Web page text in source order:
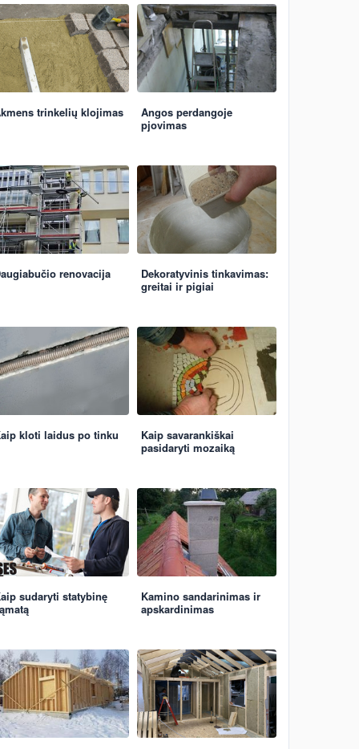
trinkelių klojimas
Angos perdangoje
pjovimas
renovacija
Dekoratyvinis tinkavimas:
greitai ir pigiai
kloti laidus po tinku
Kaip savarankiškai
pasidaryti mozaiką
sudaryti statybinę
Kamino sandarinimas ir
apskardinimas